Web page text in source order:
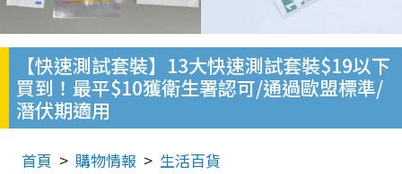
【快速測試套裝】13大快速測試套裝$19以下
買到！最平$10獲衛生署認可/通過歐盟標準/
潛伏期適用
首頁 購物情報 生活百貨